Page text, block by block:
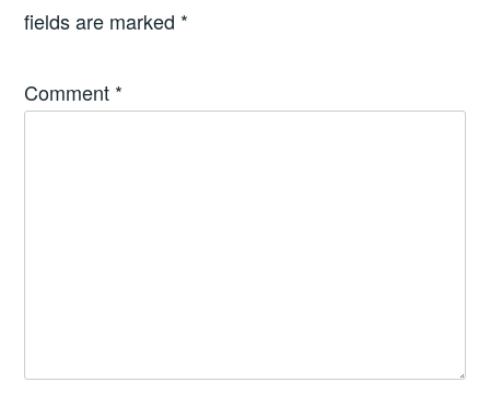
fields are marked *
Comment *